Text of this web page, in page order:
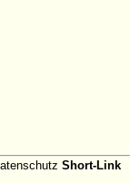
Short-Link